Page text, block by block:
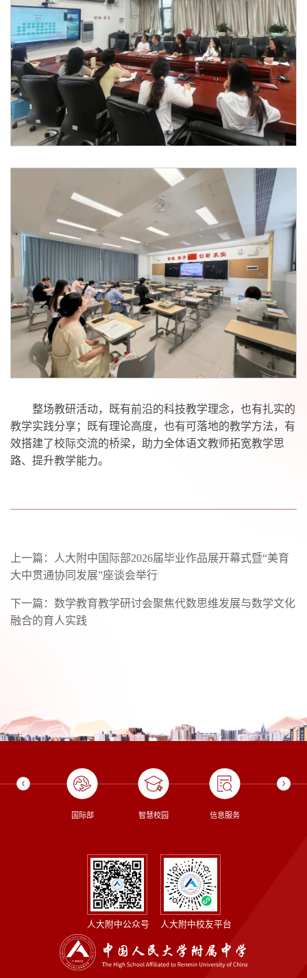
整场教研活动，既有前沿的科技教学理念，也有扎实的
教学实践分享；既有理论高度，也有可落地的教学方法，有
效搭建了校际交流的桥梁，助力全体语文教师拓宽教学思
路、提升教学能力。
上一篇：
人大附中国际部2026届毕业作品展开幕式暨“美育
大中贯通协同发展”座谈会举行
下一篇： 数学教育教学研讨会聚焦代数思维发展与数学文化
融合的育人实践
国际部 智慧校园 信息服务
人大附中公众号 人大附中校友平台